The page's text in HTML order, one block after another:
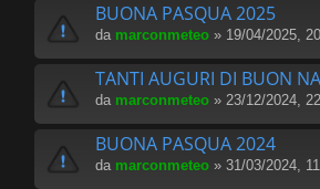
BUONA PASQUA 2025
da marconmeteo » 19/04/2025,
TANTI AUGURI DI BUON
da marconmeteo » 23/12/2024,
BUONA PASQUA 2024
da marconmeteo » 31/03/2024,